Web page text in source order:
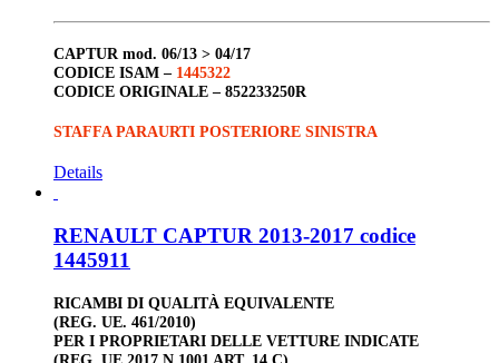
CAPTUR mod. 06/13 > 04/17
CODICE ISAM – 1445322
CODICE ORIGINALE – 852233250R
STAFFA PARAURTI POSTERIORE SINISTRA
Details
RENAULT CAPTUR 2013-2017 codice
1445911
RICAMBI DI QUALITÀ EQUIVALENTE
(REG. UE. 461/2010)
PER I PROPRIETARI DELLE VETTURE INDICATE